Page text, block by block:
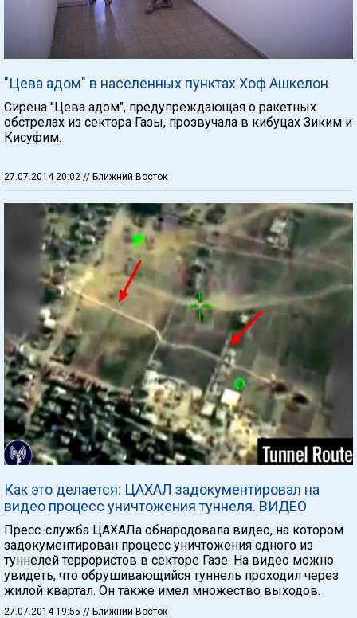
"Цева адом" в населенных пунктах Хоф Ашкелон
Сирена "Цева адом", предупреждающая о ракетных
обстрелах из сектора Газы, прозвучала в кибуцах Зиким и
Кисуфим.
27.07.2014 20:02 // Ближний Восток
Как это делается: ЦАХАЛ задокументировал на
видео процесс уничтожения туннеля. ВИДЕО
Пресс-служба ЦАХАЛа обнародовала видео, на котором
задокументирован процесс уничтожения одного из
туннелей террористов в секторе Газе. На видео можно
увидеть, что обрушивающийся туннель проходил через
жилой квартал. Он также имел множество выходов.
27.07.2014 19:55 // Ближний Восток